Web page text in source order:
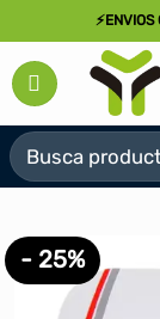
al
contenido
Buscar
por:
- 25%